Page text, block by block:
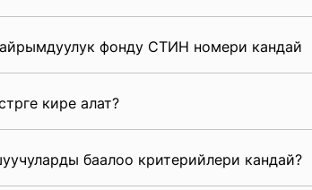
фонду СТИН номери кандай
кире алат?
баалоо критерийлери кандай?